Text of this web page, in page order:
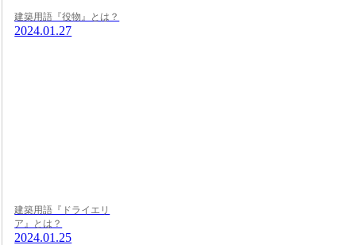
建築用語『役物』とは？
2024.01.27
建築用語『ドライエリ
ア』とは？
2024.01.25